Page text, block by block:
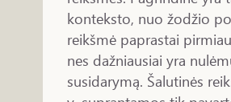
konteksto, nuo žodžio
reikšmė paprastai
nes dažniausiai yra
susidarymą. Šalutinės